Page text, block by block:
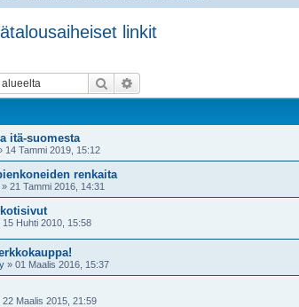
linkit
Etsi
itä-suomesta
14 Tammi 2019, 15:12
renkaita
» 21 Tammi 2016, 14:31
15 Huhti 2010, 15:58
» 01 Maalis 2016, 15:37
22 Maalis 2015, 21:59